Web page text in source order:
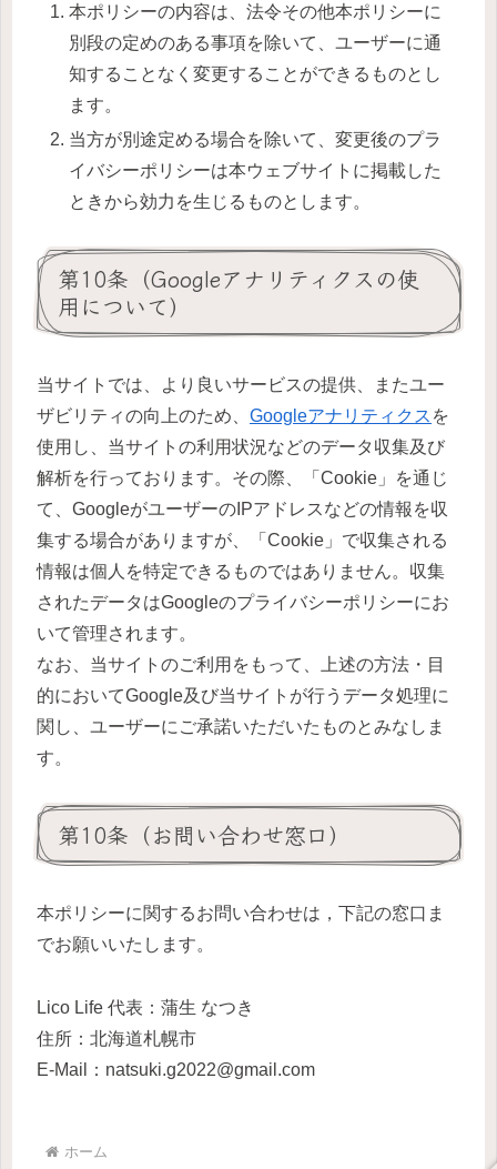
本ポリシーの内容は、法令その他本ポリシーに
別段の定めのある事項を除いて、ユーザーに通
知することなく変更することができるものとし
ます。
当方が別途定める場合を除いて、変更後のプラ
イバシーポリシーは本ウェブサイトに掲載した
ときから効力を生じるものとします。
第10条（Googleアナリティクスの使
用について）
当サイトでは、より良いサービスの提供、またユー
ザビリティの向上のため、 Googleアナリティクス を
使用し、当サイトの利用状況などのデータ収集及び
解析を行っております。その際、「Cookie」を通じ
て、GoogleがユーザーのIPアドレスなどの情報を収
集する場合がありますが、「Cookie」で収集される
情報は個人を特定できるものではありません。収集
されたデータはGoogleのプライバシーポリシーにお
いて管理されます。
なお、当サイトのご利用をもって、上述の方法・目
的においてGoogle及び当サイトが行うデータ処理に
関し、ユーザーにご承諾いただいたものとみなしま
す。
第10条（お問い合わせ窓口）
本ポリシーに関するお問い合わせは，下記の窓口ま
でお願いいたします。
Lico Life 代表：蒲生 なつき
住所：北海道札幌市
E-Mail：natsuki.g2022@gmail.com
ホーム